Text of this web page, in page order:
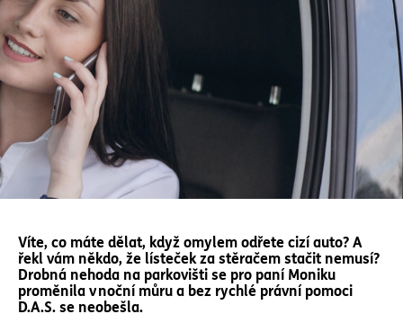
Víte, co máte dělat, když omylem odřete cizí auto? A
řekl vám někdo, že lísteček za stěračem stačit nemusí?
Drobná nehoda na parkovišti se pro paní Moniku
proměnila v noční můru a bez rychlé právní pomoci
D.A.S. se neobešla.